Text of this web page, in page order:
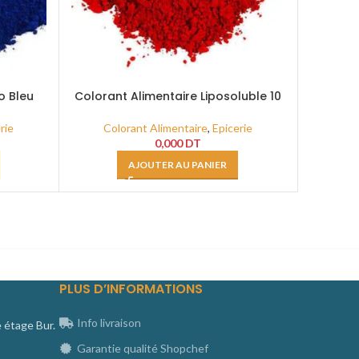
Bleu
Colorant Alimentaire Liposoluble 10
Colorant Alimentaire, Epicerie
0,000DT
AJOUTER AU PANIER
étage Bur.
PLUS D’INFORMATIONS
Info livraison
Garantie qualité Shopchef